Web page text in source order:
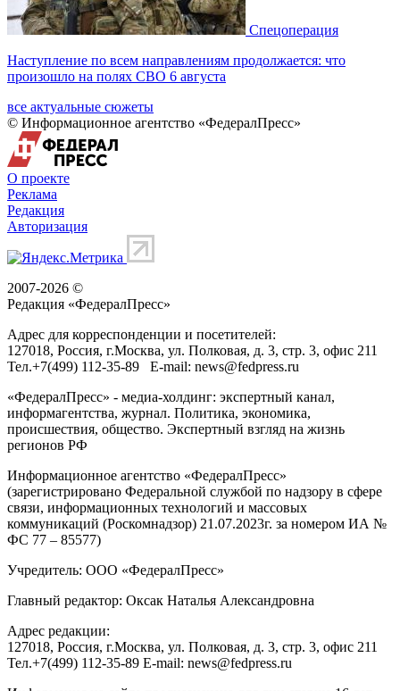
Спецоперация
Наступление по всем направлениям продолжается: что
произошло на полях СВО 6 августа
все актуальные сюжеты
© Информационное агентство «ФедералПресс»
О проекте
Реклама
Редакция
Авторизация
2007-2026 ©
Редакция «ФедералПресс»
Адрес для корреспонденции и посетителей:
127018, Россия, г.Москва, ул. Полковая, д. 3, стр. 3, офис 211
Тел.+7(499) 112-35-89 E-mail: news@fedpress.ru
«ФедералПресс» - медиа-холдинг: экспертный канал,
информагентства, журнал. Политика, экономика,
происшествия, общество. Экспертный взгляд на жизнь
регионов РФ
Информационное агентство «ФедералПресс»
(зарегистрировано Федеральной службой по надзору в сфере
связи, информационных технологий и массовых
коммуникаций (Роскомнадзор) 21.07.2023г. за номером ИА №
ФС 77 – 85577)
Учредитель: ООО «ФедералПресс»
Главный редактор: Оксак Наталья Александровна
Адрес редакции:
127018, Россия, г.Москва, ул. Полковая, д. 3, стр. 3, офис 211
Тел.+7(499) 112-35-89 E-mail: news@fedpress.ru